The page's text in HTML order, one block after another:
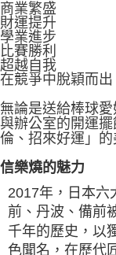
商業繁盛
財運提升
學業進步
比賽勝利
超越自我
在競爭中脫穎而出
無論是送給棒球
與辦公室的開運
倫、招來好運」的
信樂燒的魅力
2017年，日本
前、丹波、備前
千年的歷史，以
色聞名，在歷代